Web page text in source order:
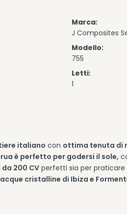
Marca:
J Composites
Modello:
755
Letti:
1
italiano con ottima tenuta di
è perfetto per godersi il sole,
200 CV perfetti sia per praticare
cristalline di Ibiza e